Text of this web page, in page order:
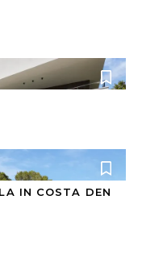
IN COSTA DEN